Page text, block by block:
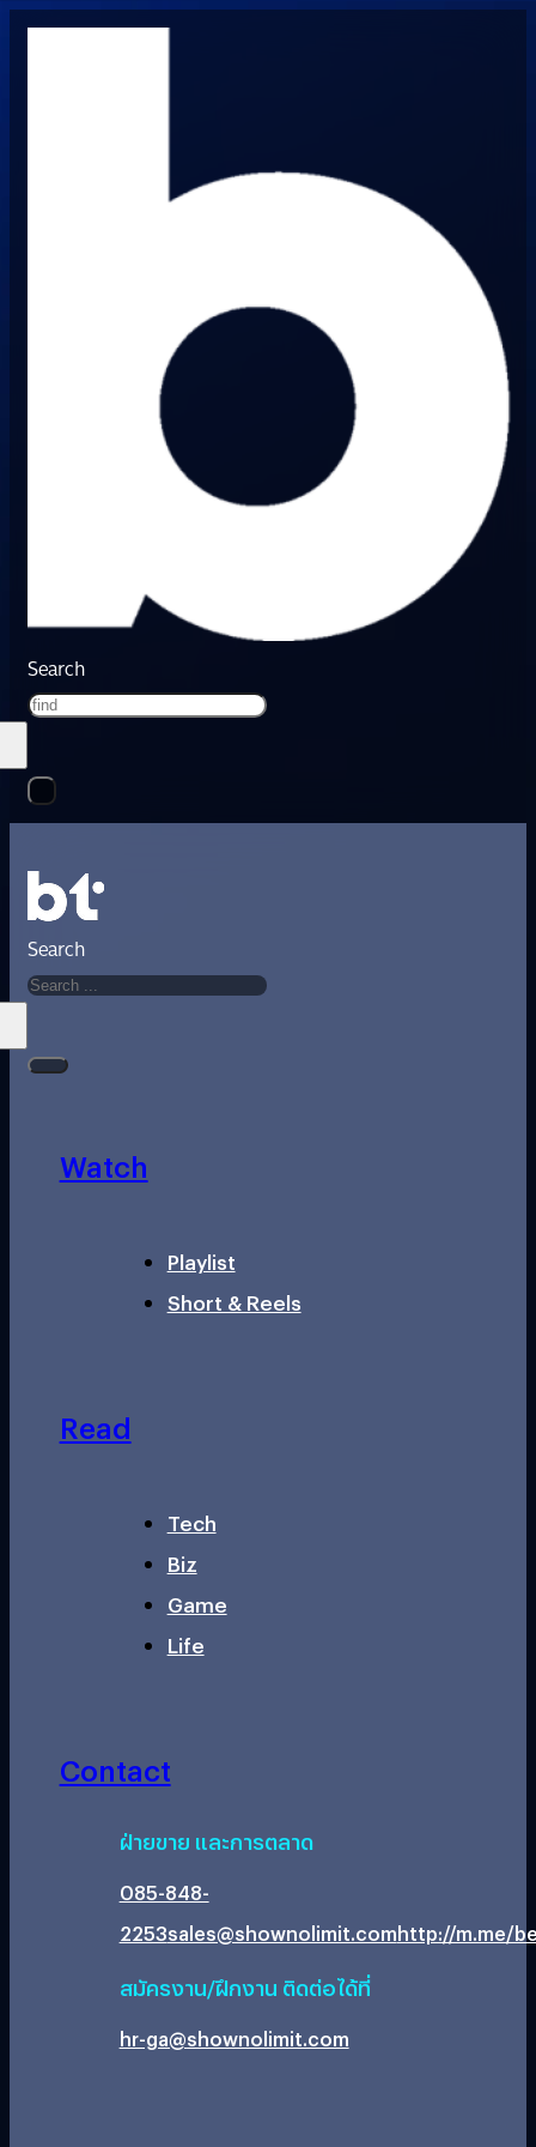
Search
Search
Watch
Playlist
Short & Reels
Read
Tech
Biz
Game
Life
Contact
ฝ่ายขาย และการตลาด
085-848-
2253sales@shownolimit.comhttp://m.me/
สมัครงาน/ฝึกงาน ติดต่อได้ที่
hr-ga@shownolimit.com